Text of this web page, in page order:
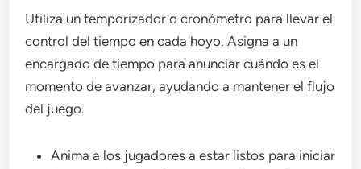
Utiliza un temporizador o cronómetro para llevar el
control del tiempo en cada hoyo. Asigna a un
encargado de tiempo para anunciar cuándo es el
momento de avanzar, ayudando a mantener el flujo
del juego.
Anima a los jugadores a estar listos para iniciar